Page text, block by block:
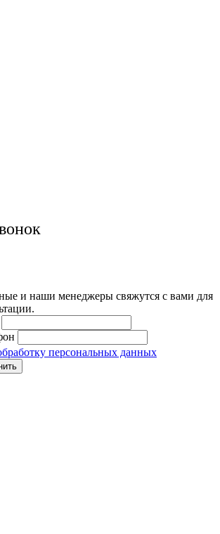
и наши менеджеры свяжутся с вами для
персональных данных